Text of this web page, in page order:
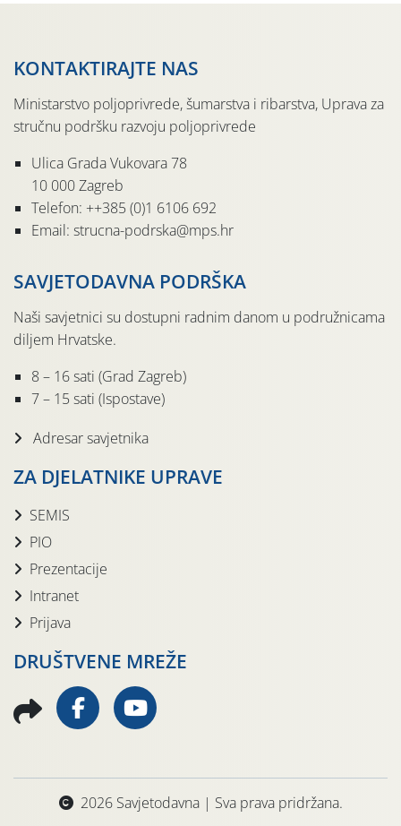
KONTAKTIRAJTE NAS
Ministarstvo poljoprivrede, šumarstva i ribarstva, Uprava za
stručnu podršku razvoju poljoprivrede
Ulica Grada Vukovara 78
10 000 Zagreb
Telefon: ++385 (0)1 6106 692
Email: strucna-podrska@mps.hr
SAVJETODAVNA PODRŠKA
Naši savjetnici su dostupni radnim danom u podružnicama
diljem Hrvatske.
8 – 16 sati (Grad Zagreb)
7 – 15 sati (Ispostave)
Adresar savjetnika
ZA DJELATNIKE UPRAVE
SEMIS
PIO
Prezentacije
Intranet
Prijava
DRUŠTVENE MREŽE
2026 Savjetodavna | Sva prava pridržana.